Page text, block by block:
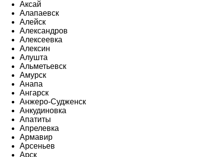
Аксай
Алапаевск
Алейск
Александров
Алексеевка
Алексин
Алушта
Альметьевск
Амурск
Анапа
Ангарск
Анжеро-Судженск
Анкудиновка
Апатиты
Апрелевка
Армавир
Арсеньев
Арск